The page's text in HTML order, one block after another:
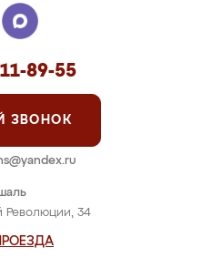
Революции, 34
89-55
ЗВОНОК